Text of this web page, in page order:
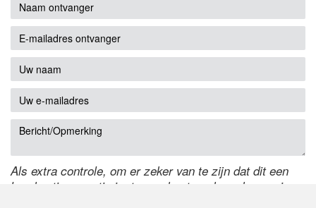
Als extra controle, om er zeker van te zijn dat dit een
handmatige reactie is, typ onderstaande code over in